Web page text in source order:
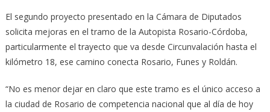
El segundo proyecto presentado en la Cámara de Diputados
solicita mejoras en el tramo de la Autopista Rosario-Córdoba,
particularmente el trayecto que va desde Circunvalación hasta el
kilómetro 18, ese camino conecta Rosario, Funes y Roldán.
“No es menor dejar en claro que este tramo es el único acceso a
la ciudad de Rosario de competencia nacional que al día de hoy